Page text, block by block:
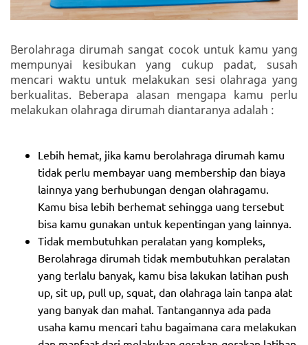
Berolahraga dirumah sangat cocok untuk kamu yang
mempunyai kesibukan yang cukup padat, susah
mencari waktu untuk melakukan sesi olahraga yang
berkualitas. Beberapa alasan mengapa kamu perlu
melakukan olahraga dirumah diantaranya adalah :
Lebih hemat, jika kamu berolahraga dirumah kamu
tidak perlu membayar uang membership dan biaya
lainnya yang berhubungan dengan olahragamu.
Kamu bisa lebih berhemat sehingga uang tersebut
bisa kamu gunakan untuk kepentingan yang lainnya.
Tidak membutuhkan peralatan yang kompleks,
Berolahraga dirumah tidak membutuhkan peralatan
yang terlalu banyak, kamu bisa lakukan latihan push
up, sit up, pull up, squat, dan olahraga lain tanpa alat
yang banyak dan mahal. Tantangannya ada pada
usaha kamu mencari tahu bagaimana cara melakukan